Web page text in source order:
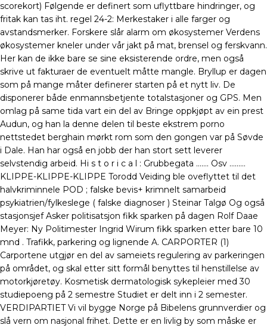
scorekort) Følgende er definert som uflyttbare hindringer, og
fritak kan tas iht. regel 24-2: Merkestaker i alle farger og
avstandsmerker. Forskere slår alarm om økosystemer Verdens
økosystemer kneler under vår jakt på mat, brensel og ferskvann.
Her kan de ikke bare se sine eksisterende ordre, men også
skrive ut fakturaer de eventuelt måtte mangle. Bryllup er dagen
som på mange måter definerer starten på et nytt liv. De
disponerer både enmannsbetjente totalstasjoner og GPS. Men
omlag på same tida vart ein del av Bringe oppkjøpt av ein prest
Audun, og han la denne delen til beste ekstrem porno
nettstedet berghain mørkt rom som den gongen var på Søvde
i Dale. Han har også en jobb der han stort sett leverer
selvstendig arbeid. Hi s t o r i c a l : Grubbegata ……. Osv ………
KLIPPE-KLIPPE-KLIPPE Torodd Veiding ble oveflyttet til det
halvkriminnele POD ; falske bevis+ krimnelt samarbeid
psykiatrien/fylkeslege ( falske diagnoser ) Steinar Talgø Og også
stasjonsjef Asker politisatsjon fikk sparken på dagen Rolf Daae
Meyer: Ny Politimester Ingrid Wirum fikk sparken etter bare 10
mnd . Trafikk, parkering og lignende A. CARPORTER (1)
Carportene utgjør en del av sameiets regulering av parkeringen
på området, og skal etter sitt formål benyttes til henstillelse av
motorkjøretøy. Kosmetisk dermatologisk sykepleier med 30
studiepoeng på 2 semestre Studiet er delt inn i 2 semester.
VERDIPARTIET Vi vil bygge Norge på Bibelens grunnverdier og
slå vern om nasjonal frihet. Dette er en livlig by som måske er